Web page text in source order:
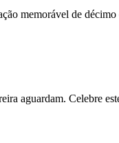
memorável de
aguardam. Celebre